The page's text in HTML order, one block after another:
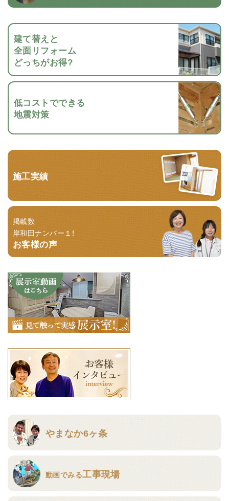
建て替えと
全面リフォーム
どっちがお得?
低コストでできる
地震対策
施工実績
掲載数
岸和田ナンバー１！
お客様の声
やまなか6ヶ条
動画でみる工事現場